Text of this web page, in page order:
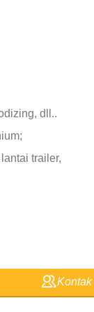
dll..
trailer,
Kontak